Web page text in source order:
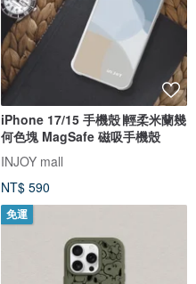
iPhone 17/15 手機殼∣輕柔米蘭幾
何色塊 MagSafe 磁吸手機殼
INJOY mall
NT$ 590
免運